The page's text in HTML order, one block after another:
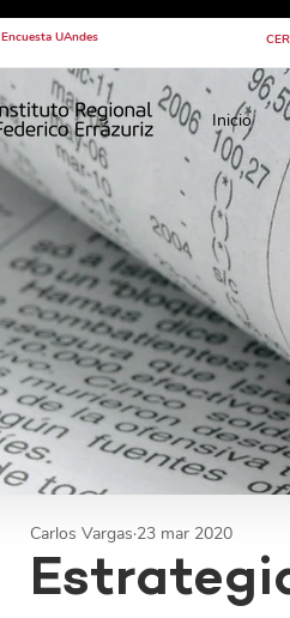
Encuesta UAndes
Inicio
Carlos Vargas 23 mar 2020